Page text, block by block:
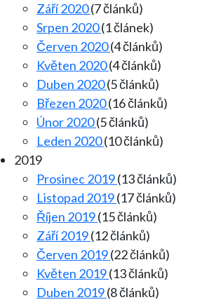
Září 2020(7 článků)
Srpen 2020(1 článek)
Červen 2020(4 článků)
Květen 2020(4 článků)
Duben 2020(5 článků)
Březen 2020(16 článků)
Únor 2020(5 článků)
Leden 2020(10 článků)
2019
Prosinec 2019(13 článků)
Listopad 2019(17 článků)
Říjen 2019(15 článků)
Září 2019(12 článků)
Červen 2019(22 článků)
Květen 2019(13 článků)
Duben 2019(8 článků)